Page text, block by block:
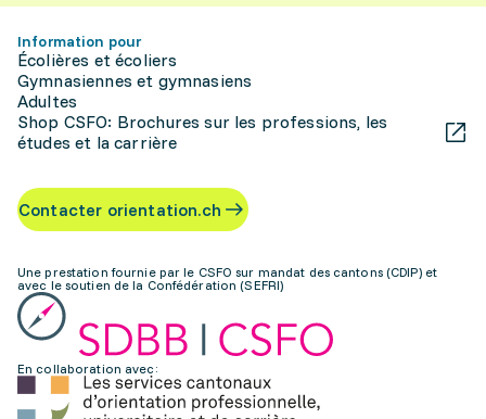
Information pour
Écolières et écoliers
Gymnasiennes et gymnasiens
Adultes
Shop CSFO: Brochures sur les professions, les
études et la carrière
Contacter orientation.ch
Une prestation fournie par le CSFO sur mandat des cantons (CDIP) et
avec le soutien de la Confédération (SEFRI)
En collaboration avec: